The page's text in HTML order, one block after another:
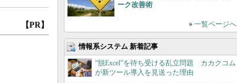
【PR】
ーク改善術
» 一覧ページへ
情報系システム 新着記事
“脱Excel”を待ち受ける乱立問題 カカクコム
が新ツール導入を見送った理由